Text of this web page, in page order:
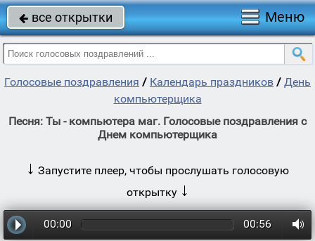
 все открытки Меню
Голосовые поздравления / Календарь праздников / День
компьютерщика
Песня: Ты - компьютера маг. Голосовые поздравления с
Днем компьютерщика
↓ Запустите плеер, чтобы прослушать голосовую
открытку ↓
00:00 00:56